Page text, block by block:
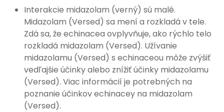
Interakcie midazolam (verný) sú malé.
Midazolam (Versed) sa mení a rozkladá v tele.
Zdá sa, že echinacea ovplyvňuje, ako rýchlo telo
rozkladá midazolam (Versed). Užívanie
midazolamu (Versed) s echinaceou môže zvýšiť
vedľajšie účinky alebo znížiť účinky midazolamu
(Versed). Viac informácií je potrebných na
poznanie účinkov echinacey na midazolam
(Versed).